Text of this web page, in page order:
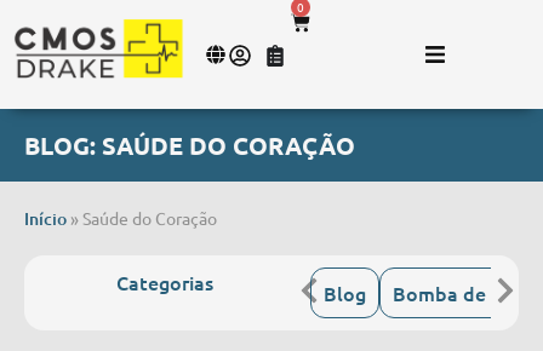
0
BLOG: SAÚDE DO CORAÇÃO
Início »Saúde do Coração
Categorias Blog Bomba de